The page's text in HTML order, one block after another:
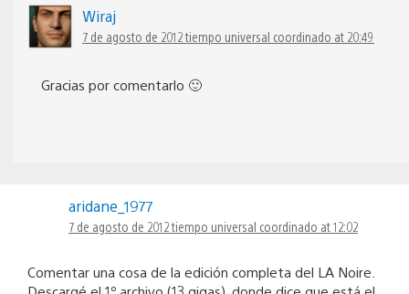
Wiraj
7 de agosto de 2012 tiempo universal coordinado at 20:49
Gracias por comentarlo 🙂
aridane_1977
7 de agosto de 2012 tiempo universal coordinado at 12:02
Comentar una cosa de la edición completa del LA Noire.